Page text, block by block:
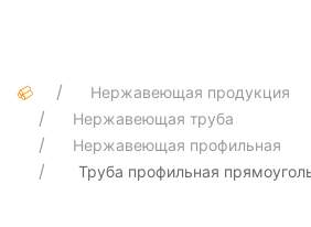
Нержавеющая продукция
Нержавеющая труба
Нержавеющая профильная
Труба профильная